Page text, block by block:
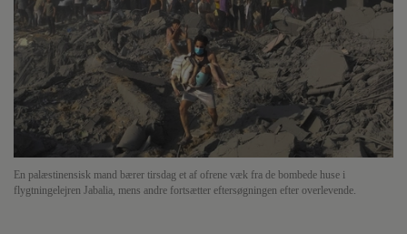
En palæstinensisk mand bærer tirsdag et af ofrene væk fra de bombede huse i
flygtningelejren Jabalia, mens andre fortsætter eftersøgningen efter overlevende.